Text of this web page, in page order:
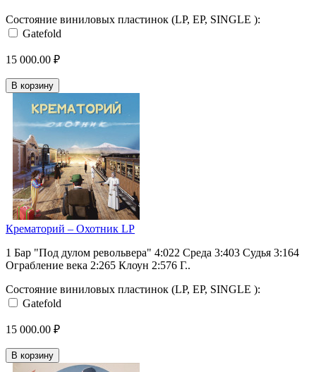
Состояние виниловых пластинок (LP, EP, SINGLE ):
Gatefold
15 000.00 ₽
В корзину
Крематорий – Охотник LP
1 Бар "Под дулом револьвера" 4:022 Среда 3:403 Судья 3:164
Ограбление века 2:265 Клоун 2:576 Г..
Состояние виниловых пластинок (LP, EP, SINGLE ):
Gatefold
15 000.00 ₽
В корзину